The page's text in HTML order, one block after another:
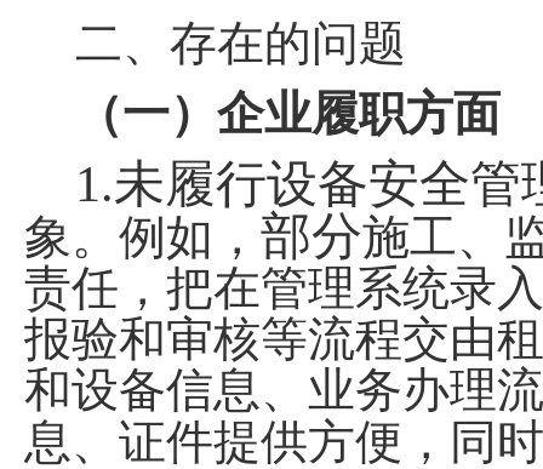
二、存在的问题
（一）企业履职方面
1.未履行设备安全管
象。例如， 部分施工、
责任，把在管理系统录
报验和审核等流程交由
和设备信息、业务办理
息、证件提供方便，同